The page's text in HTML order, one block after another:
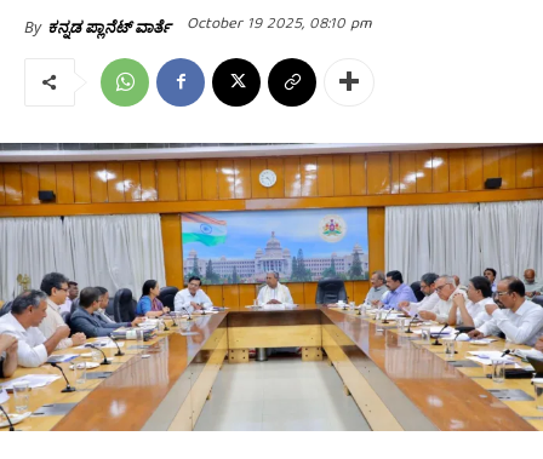
By ಕನ್ನಡ ಪ್ಲಾನೆಟ್ ವಾರ್ತೆ October 19 2025, 08:10 pm